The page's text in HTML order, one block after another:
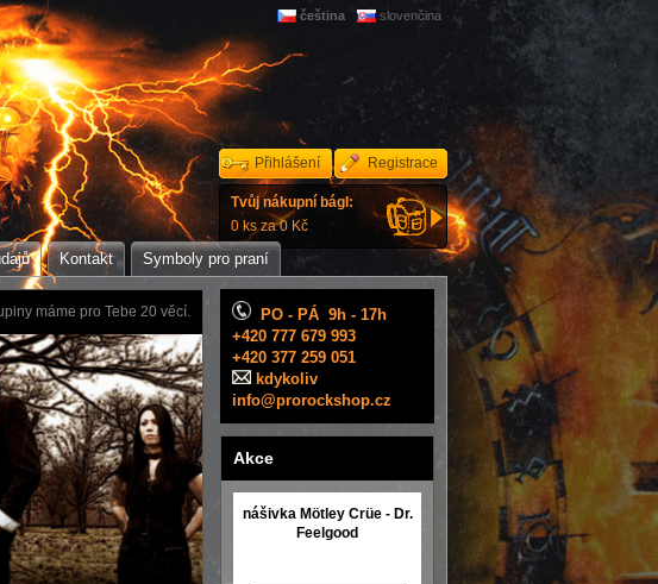
Přihlášení Registrace
Kontakt Symboly pro praní
čeština slovenčina
Tvůj nákupní bágl:
0 ks za 0 Kč
máme pro Tebe 20 věcí.
PO - PÁ 9h - 17h
+420 777 679 993
+420 377 259 051
kdykoliv
info@prorockshop.cz
Akce
nášivka Mötley Crüe - Dr.
Feelgood